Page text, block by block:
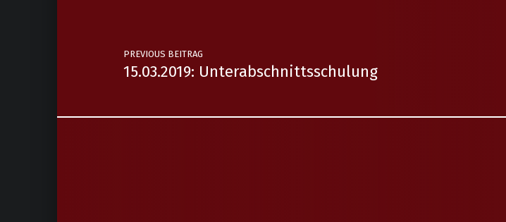
PREVIOUS BEITRAG
15.03.2019: Unterabschnittsschulung